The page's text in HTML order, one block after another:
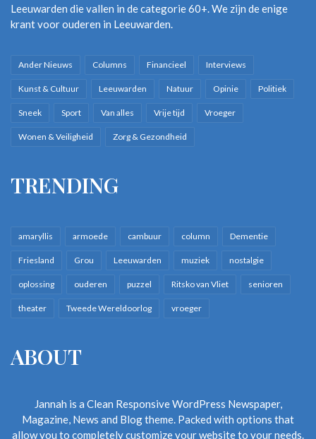
Leeuwarden die vallen in de categorie 60+. We zijn de enige
krant voor ouderen in Leeuwarden.
Ander Nieuws Columns Financieel Interviews
Kunst & Cultuur Leeuwarden Natuur Opinie Politiek
Sneek Sport Van alles Vrije tijd Vroeger
Wonen & Veiligheid Zorg & Gezondheid
TRENDING
amaryllis armoede cambuur column Dementie
Friesland Grou Leeuwarden muziek nostalgie
oplossing ouderen puzzel Ritsko van Vliet senioren
theater Tweede Wereldoorlog vroeger
ABOUT
Jannah is a Clean Responsive WordPress Newspaper,
Magazine, News and Blog theme. Packed with options that
allow you to completely customize your website to your needs.